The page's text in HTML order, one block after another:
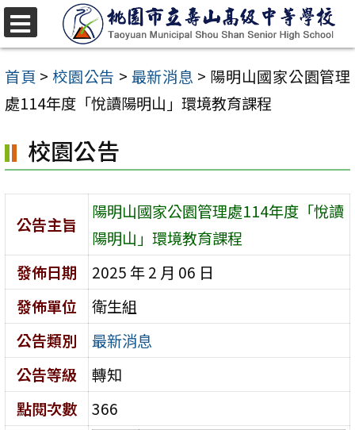
跳
至
主
要
容
區
首頁 > 校園公告 > 最新消息 > 陽明山國家公園管理
處114年度「悅讀陽明山」環境教育課程
校園公告
公告主旨
陽明山國家公園管理處114年度「悅讀
陽明山」環境教育課程
發佈日期
2025 年 2 月 06 日
發佈單位
衛生組
公告類別
最新消息
公告等級
轉知
點閱次數
366
選
單